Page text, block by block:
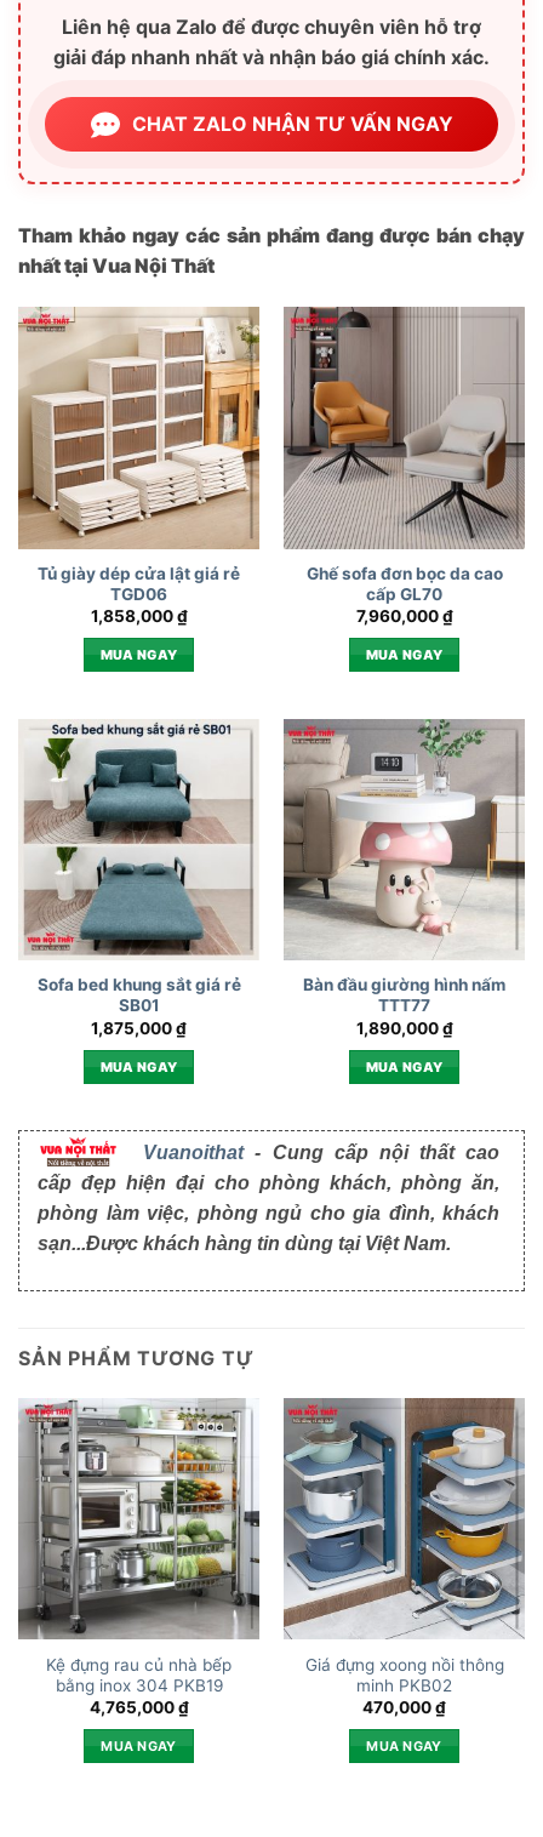
Liên hệ qua Zalo để được chuyên viên hỗ trợ
giải đáp nhanh nhất và nhận báo giá chính xác.
CHAT ZALO NHẬN TƯ VẤN NGAY
Tham khảo ngay các sản phẩm đang được bán chạy
nhất tại Vua Nội Thất
Tủ giày dép cửa lật giá rẻ
TGD06
1,858,000₫
MUA NGAY
Ghế sofa đơn bọc da cao
cấp GL70
7,960,000₫
MUA NGAY
Sofa bed khung sắt giá rẻ
SB01
1,875,000₫
MUA NGAY
Bàn đầu giường hình nấm
TTT77
1,890,000₫
MUA NGAY
Vuanoithat- Cung cấp nội thất cao
cấp đẹp hiện đại cho phòng khách, phòng ăn,
phòng làm việc, phòng ngủ cho gia đình, khách
sạn...Được khách hàng tin dùng tại Việt Nam.
SẢN PHẨM TƯƠNG TỰ
Kệ đựng rau củ nhà bếp
bằng inox 304 PKB19
4,765,000₫
MUA NGAY
Giá đựng xoong nồi thông
minh PKB02
470,000₫
MUA NGAY